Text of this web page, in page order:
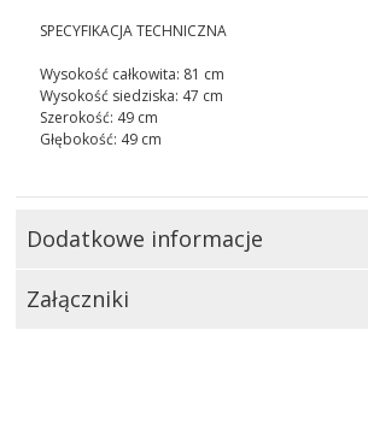
SPECYFIKACJA TECHNICZNA
Wysokość całkowita: 81 cm
Wysokość siedziska: 47 cm
Szerokość: 49 cm
Głębokość: 49 cm
Dodatkowe informacje
Załączniki